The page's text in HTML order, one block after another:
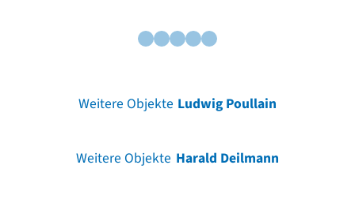
Weitere Objekte Ludwig Poullain
Weitere Objekte Harald Deilmann